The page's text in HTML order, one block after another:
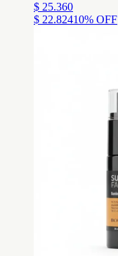
$ 25.360
$ 22.82410% OFF